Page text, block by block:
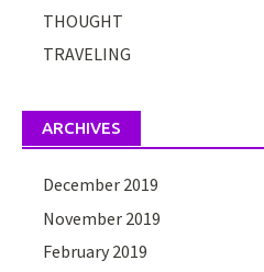
THOUGHT
TRAVELING
ARCHIVES
December 2019
November 2019
February 2019